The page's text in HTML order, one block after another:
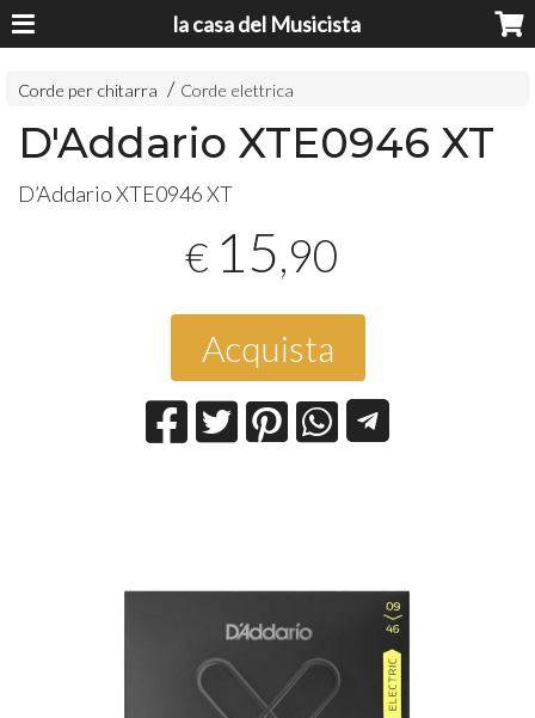
la casa del Musicista
Corde per chitarra Corde elettrica
D'Addario XTE0946 XT
D’Addario XTE0946 XT
€ 15,90
Acquista